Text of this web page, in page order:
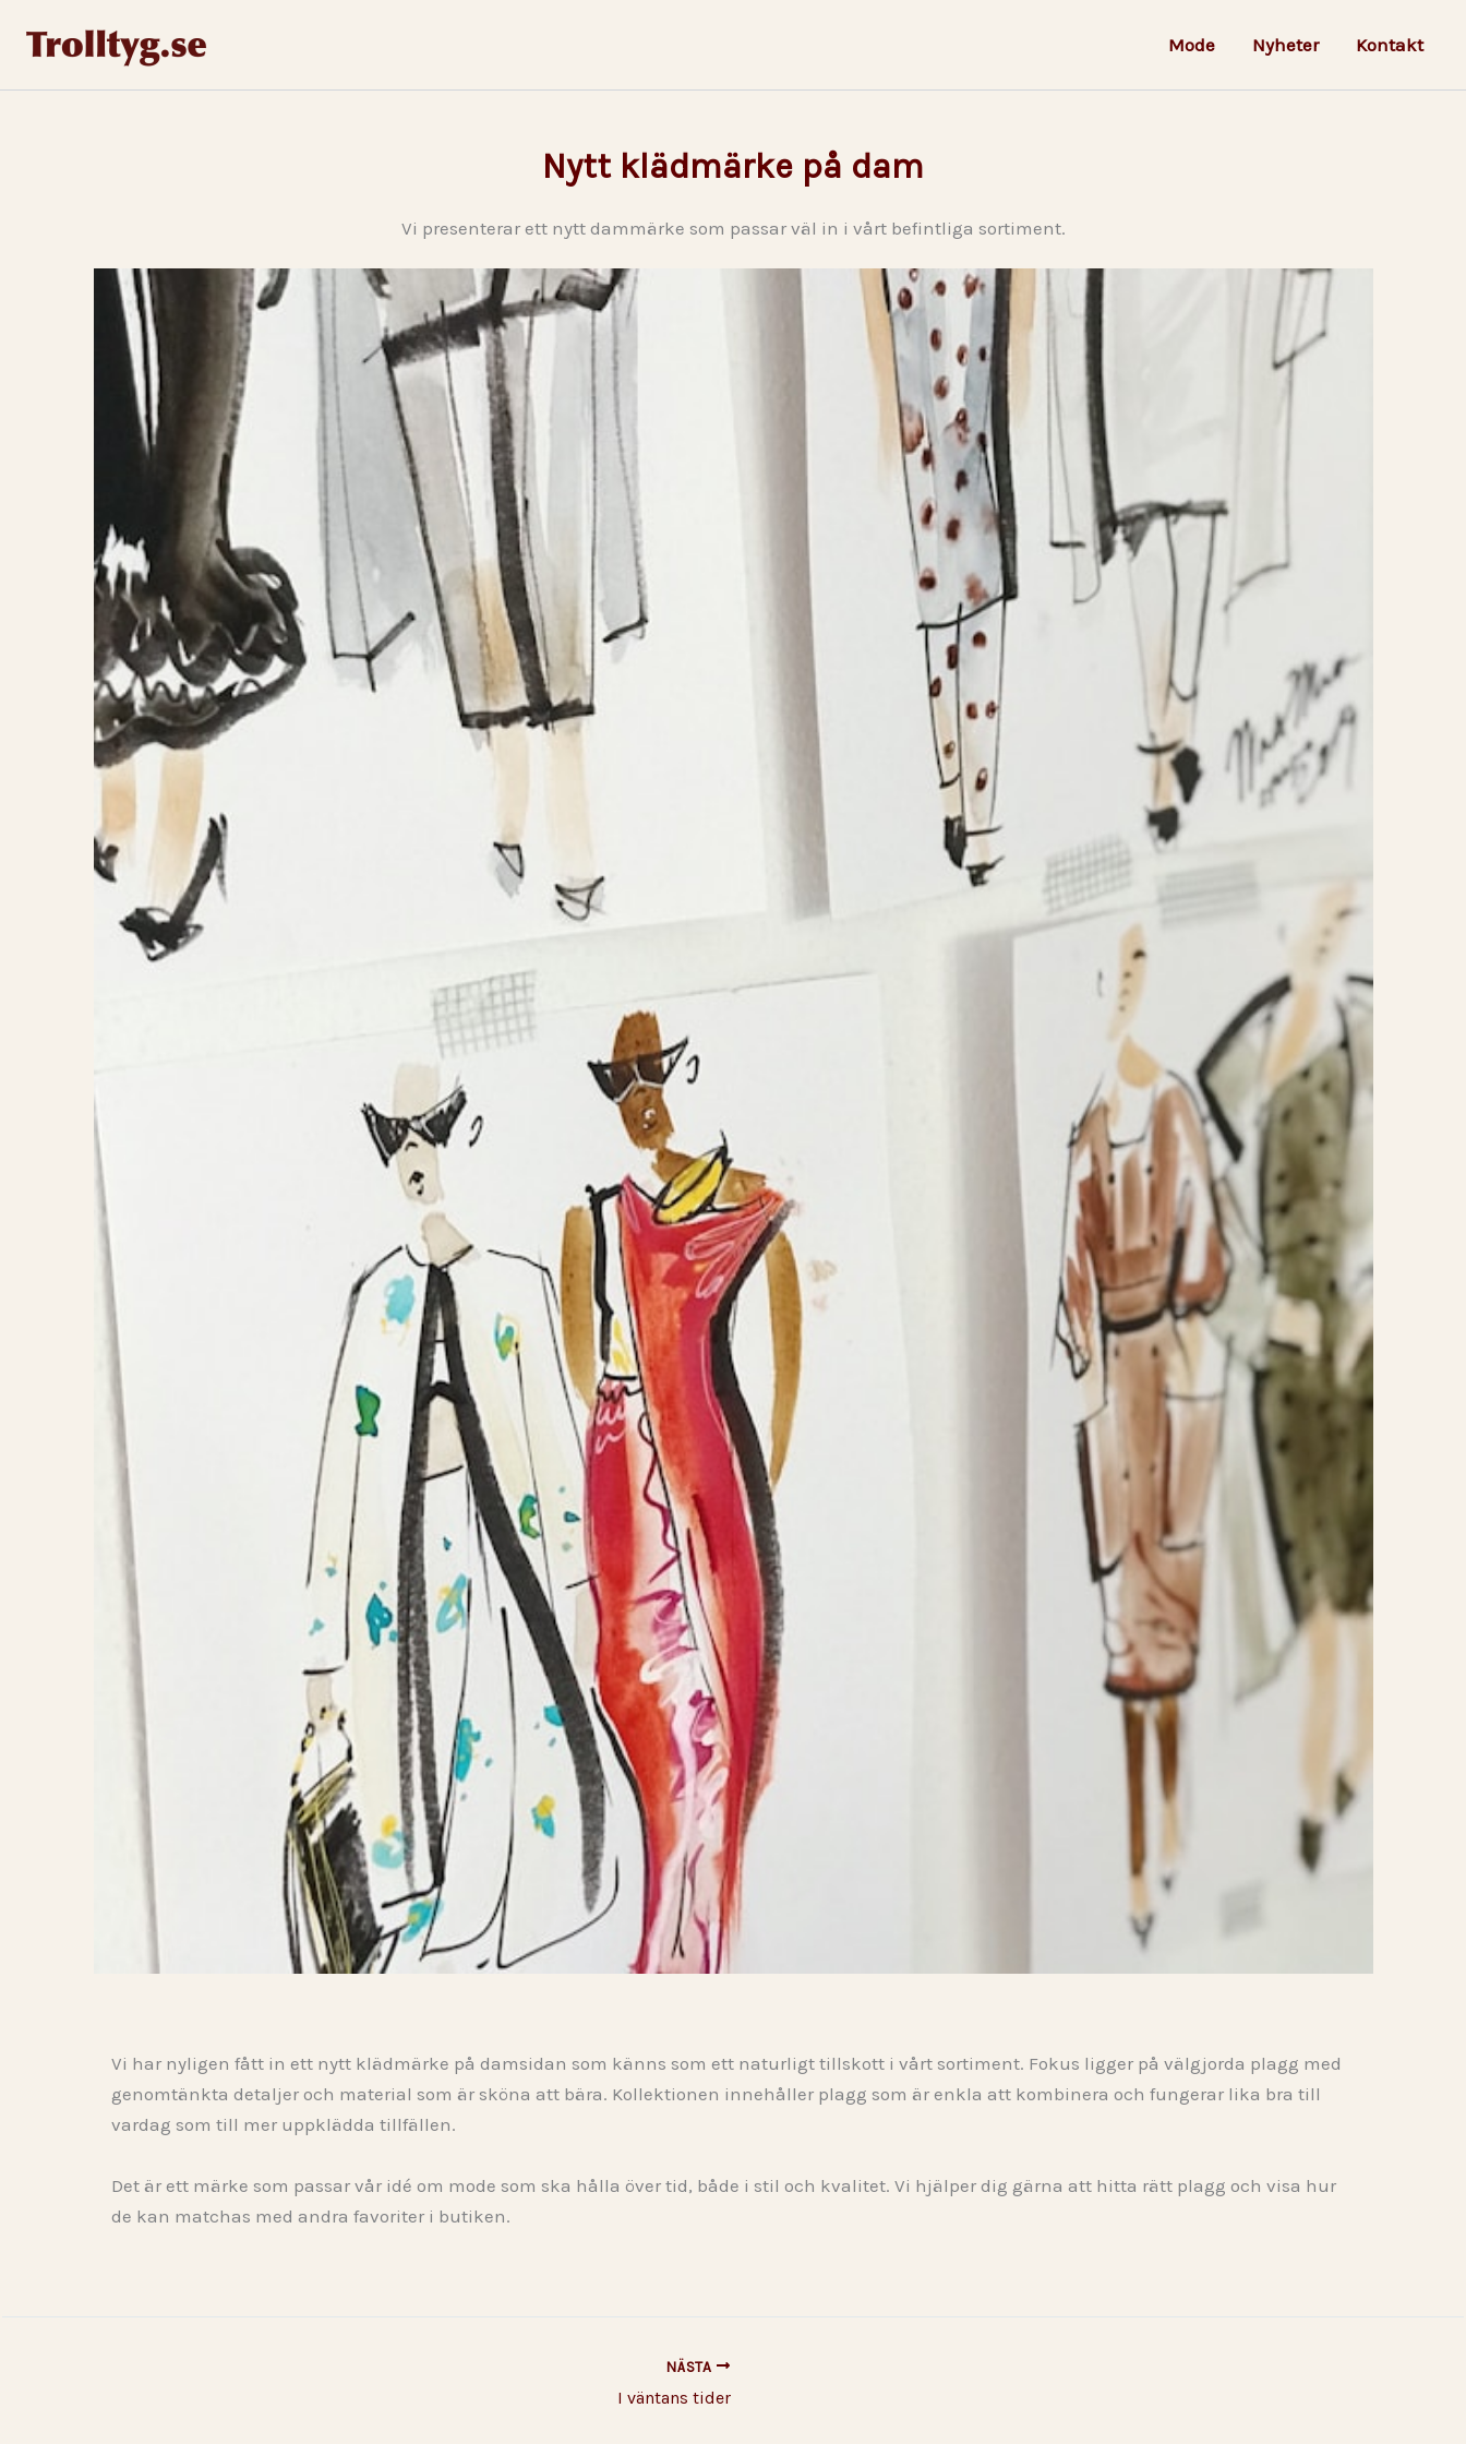
Mode Nyheter Kontakt
Nytt klädmärke på dam
Vi presenterar ett nytt dammärke som passar väl in i vårt befintliga sortiment.
Vi har nyligen fått in ett nytt klädmärke på damsidan som känns som ett naturligt tillskott i vårt sortiment. Fokus ligger på välgjorda plagg med
genomtänkta detaljer och material som är sköna att bära. Kollektionen innehåller plagg som är enkla att kombinera och fungerar lika bra till
vardag som till mer uppklädda tillfällen.
Det är ett märke som passar vår idé om mode som ska hålla över tid, både i stil och kvalitet. Vi hjälper dig gärna att hitta rätt plagg och visa hur
de kan matchas med andra favoriter i butiken.
NÄSTA
I väntans tider